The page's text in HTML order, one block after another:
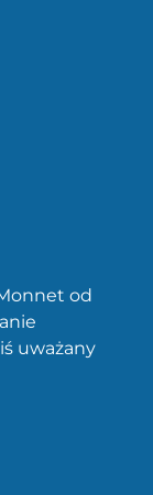
od
uważany